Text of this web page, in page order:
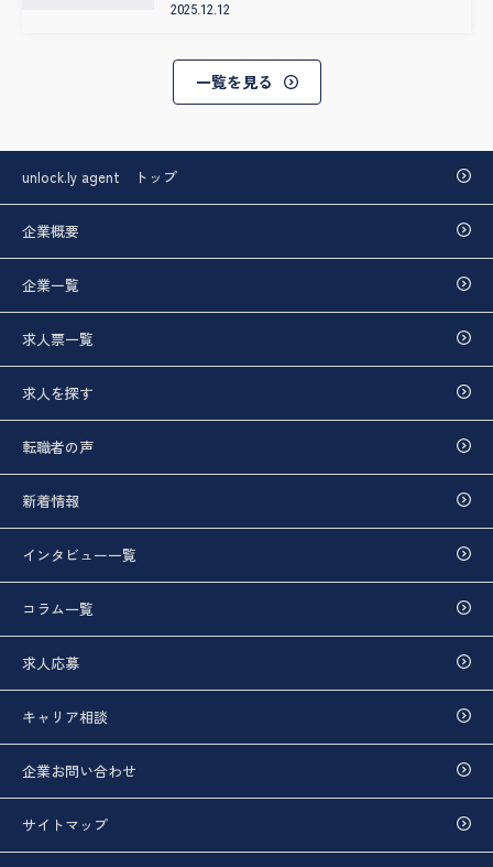
2025.12.12
一覧を見る
unlock.ly agent トップ
企業概要
企業一覧
求人票一覧
求人を探す
転職者の声
新着情報
インタビュー一覧
コラム一覧
求人応募
キャリア相談
企業お問い合わせ
サイトマップ